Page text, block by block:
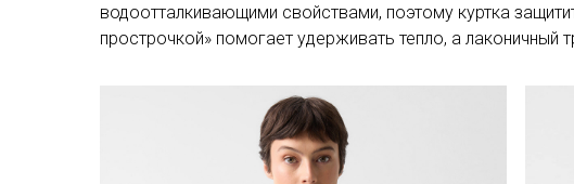
водоотталкивающими свойствами, поэтому куртка
прострочкой» помогает удерживать тепло, а